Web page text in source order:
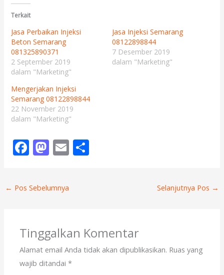
Terkait
Jasa Perbaikan Injeksi
Beton Semarang
081325890371
2 September 2019
dalam "Marketing"
Jasa Injeksi Semarang
08122898844
7 Desember 2019
dalam "Marketing"
Mengerjakan Injeksi
Semarang 08122898844
22 November 2019
dalam "Marketing"
F
ac
b
o
k
M
as
d
n
E
m
← Pos Sebelumnya Selanjutnya Pos →
Tinggalkan Komentar
Alamat email Anda tidak akan dipublikasikan. Ruas yang
wajib ditandai*